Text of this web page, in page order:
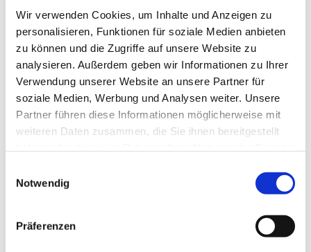
Wir verwenden Cookies, um Inhalte und Anzeigen zu
personalisieren, Funktionen für soziale Medien anbieten
zu können und die Zugriffe auf unsere Website zu
analysieren. Außerdem geben wir Informationen zu Ihrer
Verwendung unserer Website an unsere Partner für
soziale Medien, Werbung und Analysen weiter. Unsere
Partner führen diese Informationen möglicherweise mit
weiteren Daten zusammen, die Sie ihnen bereitgestellt
Notwendig
Präferenzen
© Ferdinand Ohm
Mittwoch, 6. Oktober 2027, 14:00 - 15:00
Uhr
Paul-Gerhardt-Kirchengemeinde, Raum 2,
Ferdinand Ohms, Tel. 26 09 98 00